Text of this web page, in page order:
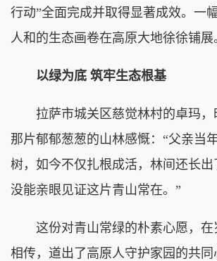
行动”全面完成并取得显著成效。一
人和的生态画卷在高原大地徐徐铺展
以绿为底 筑牢生态根基
拉萨市城关区慈觉林村的卓玛，
那片郁郁葱葱的山林感慨：“父亲当
树，如今不仅扎根成活，林间还长
没能亲眼见证这片青山常在。”
这份对青山常绿的朴素心愿，在
相传，道出了高原人守护家园的共同